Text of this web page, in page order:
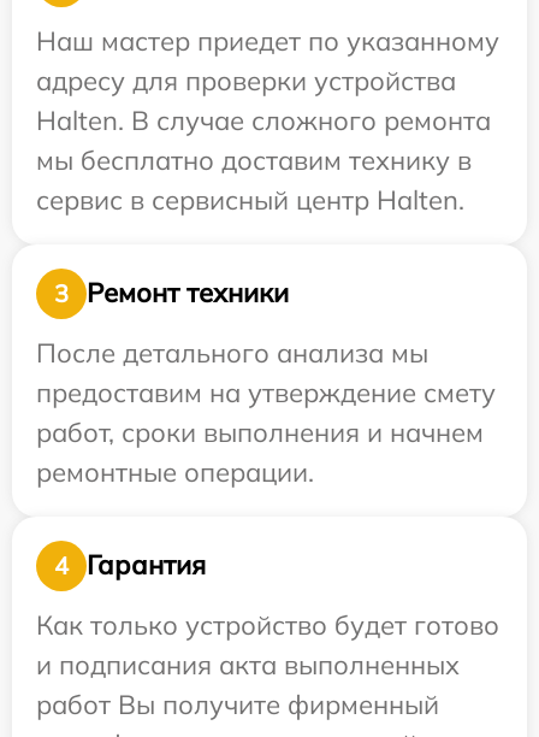
Наш мастер приедет по указанному
адресу для проверки устройства
Halten. В случае сложного ремонта
мы бесплатно доставим технику в
сервис в сервисный центр Halten.
3
Ремонт техники
После детального анализа мы
предоставим на утверждение смету
работ, сроки выполнения и начнем
ремонтные операции.
4
Гарантия
Как только устройство будет готово
и подписания акта выполненных
работ Вы получите фирменный